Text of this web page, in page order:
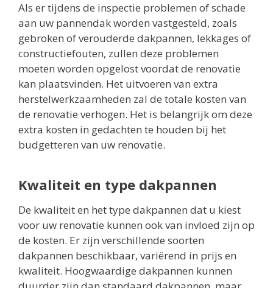
Als er tijdens de inspectie problemen of schade
aan uw pannendak worden vastgesteld, zoals
gebroken of verouderde dakpannen, lekkages of
constructiefouten, zullen deze problemen
moeten worden opgelost voordat de renovatie
kan plaatsvinden. Het uitvoeren van extra
herstelwerkzaamheden zal de totale kosten van
de renovatie verhogen. Het is belangrijk om deze
extra kosten in gedachten te houden bij het
budgetteren van uw renovatie.
Kwaliteit en type dakpannen
De kwaliteit en het type dakpannen dat u kiest
voor uw renovatie kunnen ook van invloed zijn op
de kosten. Er zijn verschillende soorten
dakpannen beschikbaar, variërend in prijs en
kwaliteit. Hoogwaardige dakpannen kunnen